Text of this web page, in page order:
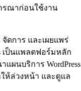
ดการ และเผยแพร่
เป็นแพลตฟอร์มหลัก
ผนบริการ WordPress
ให้ล่วงหน้า และดูแล